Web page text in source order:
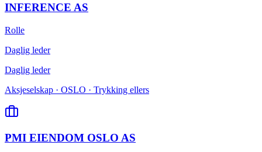
INFERENCE AS
Rolle
Daglig leder
Daglig leder
Aksjeselskap · OSLO · Trykking ellers
PMI EIENDOM OSLO AS